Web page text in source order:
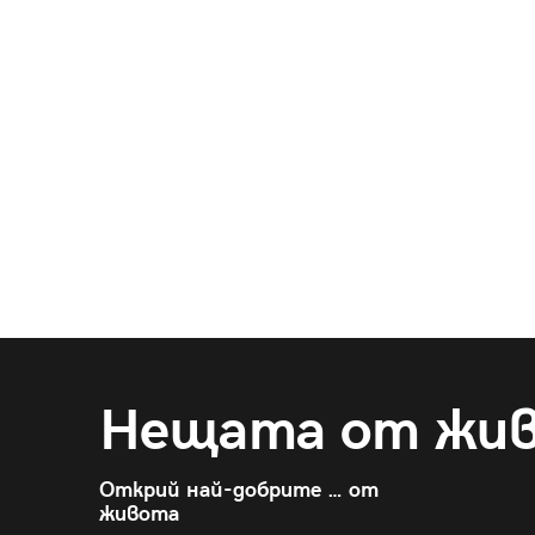
Нещата от
Открий най-добрите … от
живота